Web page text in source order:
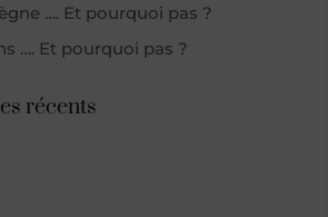
…. Et pourquoi pas ?
…. Et pourquoi pas ?
récents